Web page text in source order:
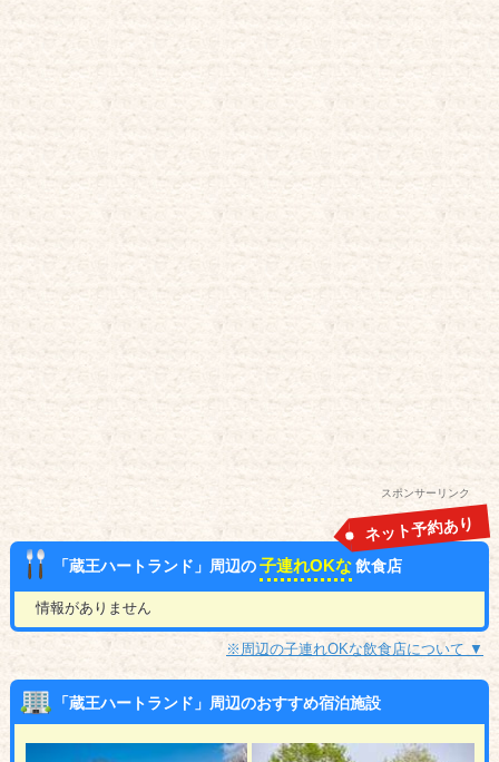
スポンサーリンク
「蔵王ハートランド」周辺の子連れOKな 飲食店
ネット予約あり
情報がありません
※周辺の子連れOKな飲食店について ▼
「蔵王ハートランド」周辺のおすすめ宿泊施設